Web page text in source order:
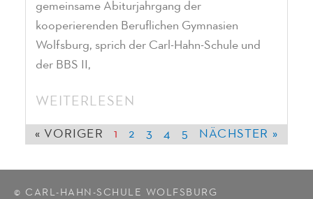
gemeinsame Abiturjahrgang der
kooperierenden Beruflichen Gymnasien
Wolfsburg, sprich der Carl-Hahn-Schule und
der BBS II,
WEITERLESEN
« VORIGER 1 2 3 4 5 NÄCHSTER »
© CARL-HAHN-SCHULE WOLFSBURG